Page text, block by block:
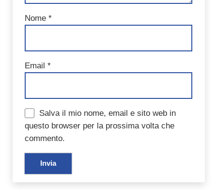
Nome *
Email *
Salva il mio nome, email e sito web in
questo browser per la prossima volta che
commento.